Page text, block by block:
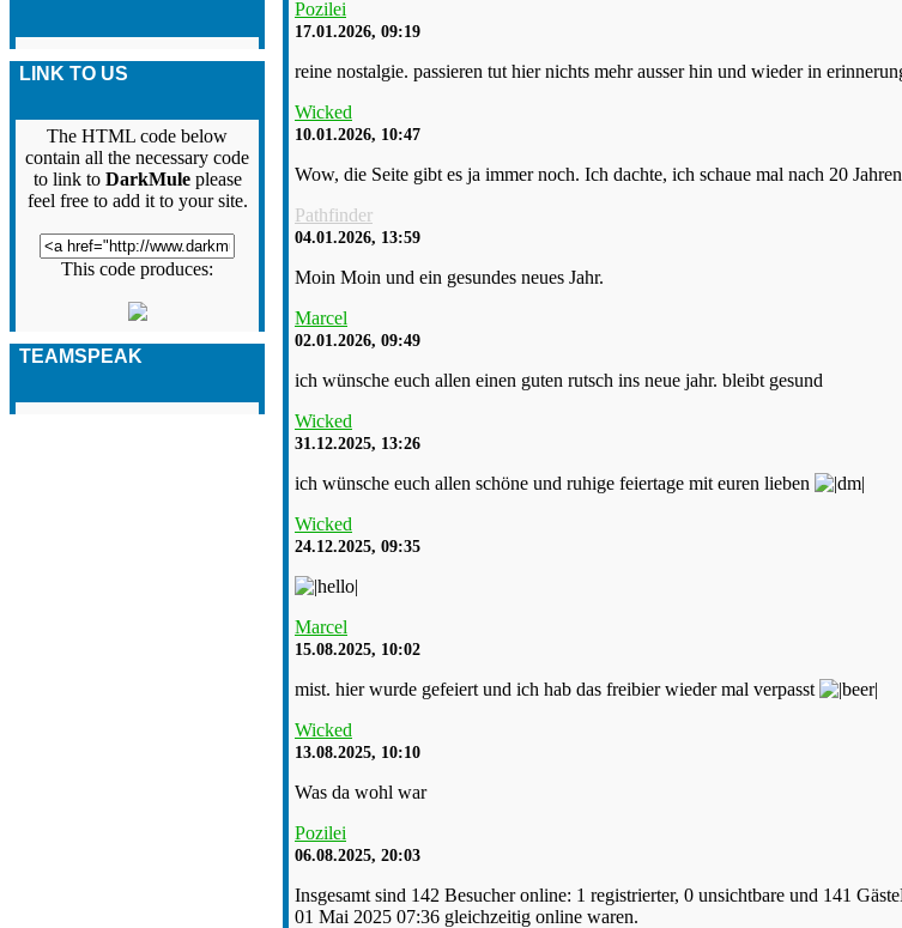
LINK TO US
The HTML code below
contain all the necessary code
to link to DarkMuleplease
feel free to add it to your site.
This code produces:
TEAMSPEAK
Pozilei
17.01.2026, 09:19
reine nostalgie. passieren tut hier nichts mehr ausser hin und wieder in
Wicked
10.01.2026, 10:47
Wow, die Seite gibt es ja immer noch. Ich dachte, ich schaue mal nach 20
Pathfinder
04.01.2026, 13:59
Moin Moin und ein gesundes neues Jahr.
Marcel
02.01.2026, 09:49
ich wünsche euch allen einen guten rutsch ins neue jahr. bleibt gesund
Wicked
31.12.2025, 13:26
ich wünsche euch allen schöne und ruhige feiertage mit euren lieben
Wicked
24.12.2025, 09:35
Marcel
15.08.2025, 10:02
mist. hier wurde gefeiert und ich hab das freibier wieder mal verpasst
Wicked
13.08.2025, 10:10
Was da wohl war
Pozilei
06.08.2025, 20:03
Insgesamt sind 142 Besucher online: 1 registrierter, 0 unsichtbare und 141
01 Mai 2025 07:36 gleichzeitig online waren.